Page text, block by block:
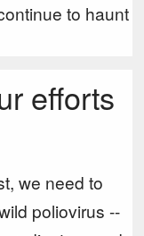
to haunt
efforts
we need to
poliovirus --